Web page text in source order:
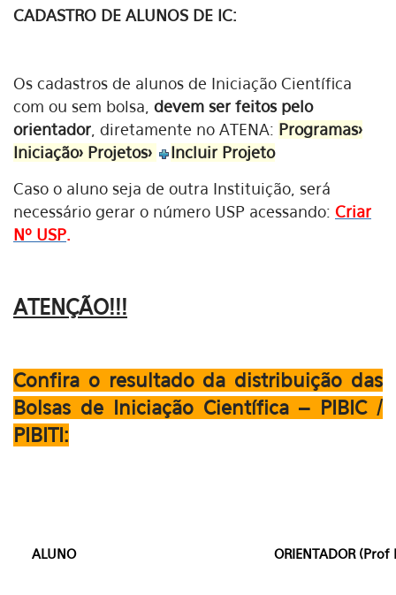
CADASTRO DE ALUNOS DE IC:
Os cadastros de alunos de Iniciação Científica
com ou sem bolsa, devem ser feitos pelo
orientador , diretamente no ATENA: Programas>
Iniciação> Projetos>
Incluir Projeto
Caso o aluno seja de outra Instituição, será
necessário gerar o número USP acessando: Criar
Nº USP.
ATENÇÃO!!!
Confira o resultado da distribuição das
Bolsas de Iniciação Científica – PIBIC /
PIBITI:
ALUNO ORIENTADOR (Prof